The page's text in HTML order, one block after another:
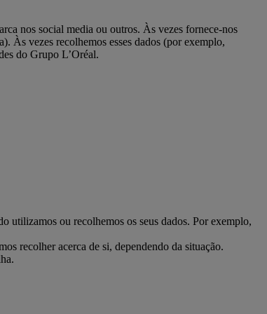
nos social media ou outros. Às vezes fornece-nos
Às vezes recolhemos esses dados (por exemplo,
do Grupo L’Oréal.
utilizamos ou recolhemos os seus dados. Por exemplo,
recolher acerca de si, dependendo da situação.